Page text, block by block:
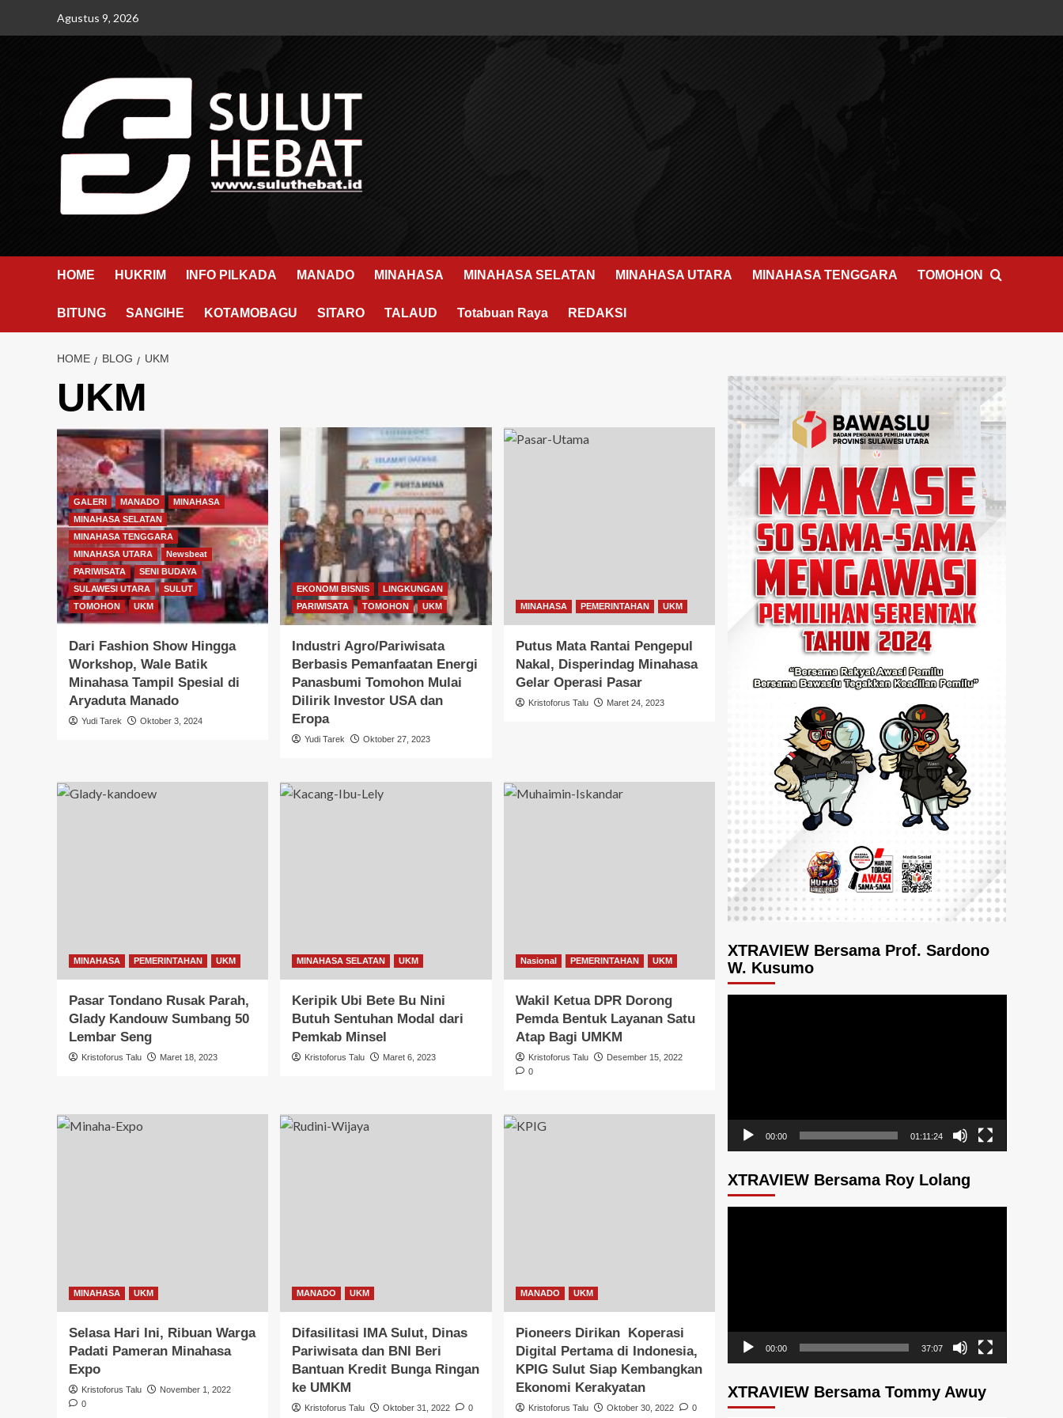
Agustus 9, 2026
HOME HUKRIM INFO PILKADA MANADO MINAHASA MINAHASA SELATAN MINAHASA UTARA MINAHASA TENGGARA TOMOHON
BITUNG SANGIHE KOTAMOBAGU SITARO TALAUD Totabuan Raya REDAKSI
HOME BLOG UKM
UKM
GALERI MANADO
MINAHASA
MINAHASA SELATAN
MINAHASA TENGGARA
MINAHASA UTARA
Newsbeat
PARIWISATA
SENI BUDAYA
SULAWESI UTARA
SULUT
TOMOHON
UKM
Dari Fashion Show Hingga
Workshop, Wale Batik
Minahasa Tampil Spesial di
Aryaduta Manado
Yudi Tarek Oktober 3, 2024
EKONOMI BISNIS
LINGKUNGAN
PARIWISATA
TOMOHON UKM
Industri Agro/Pariwisata
Berbasis Pemanfaatan Energi
Panasbumi Tomohon Mulai
Dilirik Investor USA dan
Eropa
Yudi Tarek Oktober 27, 2023
MINAHASA PEMERINTAHAN UKM
Putus Mata Rantai Pengepul
Nakal, Disperindag Minahasa
Gelar Operasi Pasar
Kristoforus Talu Maret 24, 2023
MINAHASA PEMERINTAHAN UKM
Pasar Tondano Rusak Parah,
Glady Kandouw Sumbang 50
Lembar Seng
Kristoforus Talu Maret 18, 2023
MINAHASA SELATAN UKM
Keripik Ubi Bete Bu Nini
Butuh Sentuhan Modal dari
Pemkab Minsel
Kristoforus Talu Maret 6, 2023
Nasional PEMERINTAHAN UKM
Wakil Ketua DPR Dorong
Pemda Bentuk Layanan Satu
Atap Bagi UMKM
Kristoforus Talu
Desember 15, 2022
0
MINAHASA UKM
Selasa Hari Ini, Ribuan Warga
Padati Pameran Minahasa
Expo
Kristoforus Talu
November 1, 2022
0
MANADO UKM
Difasilitasi IMA Sulut, Dinas
Pariwisata dan BNI Beri
Bantuan Kredit Bunga Ringan
ke UMKM
Kristoforus Talu Oktober 31, 2022 0
MANADO UKM
Pioneers Dirikan Koperasi
Digital Pertama di Indonesia,
KPIG Sulut Siap Kembangkan
Ekonomi Kerakyatan
Kristoforus Talu Oktober 30, 2022 0
XTRAVIEW Bersama Prof. Sardono
W. Kusumo
00:00 01:11:24
XTRAVIEW Bersama Roy Lolang
00:00 37:07
XTRAVIEW Bersama Tommy Awuy